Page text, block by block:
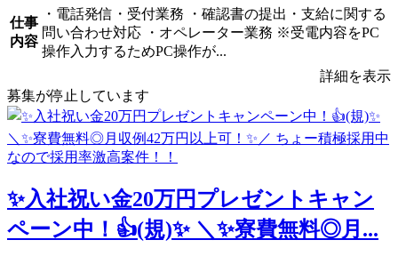
仕事
内容
・電話発信・受付業務 ・確認書の提出・支給に関する
問い合わせ対応 ・オペレーター業務 ※受電内容をPC
操作入力するためPC操作が...
詳細を表示
募集が停止しています
✨入社祝い金20万円プレゼントキャン
ペーン中！👍(規)✨ ＼✨寮費無料◎月...